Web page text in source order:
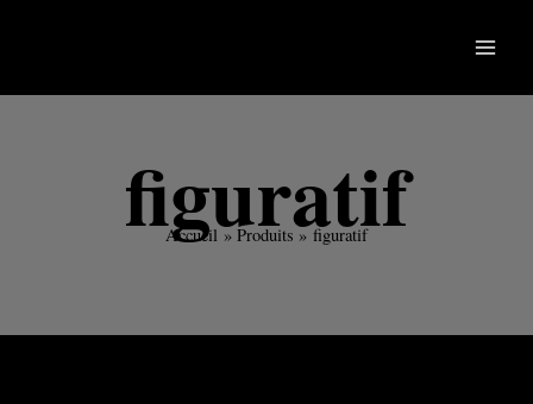
figuratif
Accueil Produits figuratif